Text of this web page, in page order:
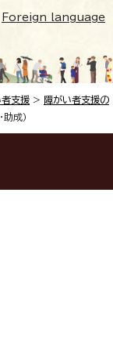
Foreign language
者支援 > 障がい者支援の
助成）